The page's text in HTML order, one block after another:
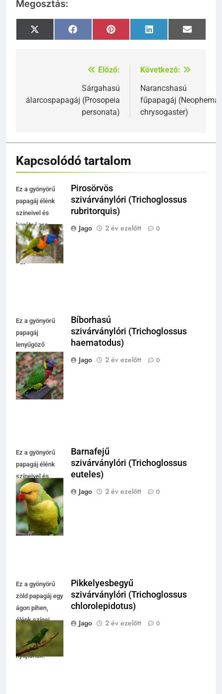
Megosztás:
Share
on
X
(Twitter)
Share
on
FacebookShare
on
Pinterest Share
on
LinkedIn
Share
on
Email
Előző:
Sárgahasú
álarcospapagáj (Prosopeia
personata)
Következő:
Narancshasú
fűpapagáj (Neophema
chrysogaster)
Kapcsolódó tartalom
Ez a gyönyörű
papagáj élénk
színeivel és
barátságos
megjelenésével
vonzza a
figyelmet.
Pirosörvös
szivárványlóri (Trichoglossus
rubritorquis)
Jago
2 év ezelőtt 0
Ez a gyönyörű
papagáj
lenyűgöző
színeivel hívja
fel magára a
figyelmet a
természetben.
Bíborhasú
szivárványlóri (Trichoglossus
haematodus)
Jago
2 év ezelőtt 0
Ez a gyönyörű
papagáj élénk
színeivel és
kifejező
tekintetével
vonzza a
figyelmet.
Barnafejű
szivárványlóri (Trichoglossus
euteles)
Jago
2 év ezelőtt 0
Ez a gyönyörű
zöld papagáj egy
ágon pihen,
élénk színei
lenyűgöző
látványt
nyújtanak.
Pikkelyesbegyű
szivárványlóri (Trichoglossus
chlorolepidotus)
Jago
2 év ezelőtt 0